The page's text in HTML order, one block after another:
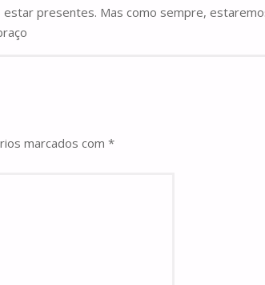
presentes. Mas como sempre,
marcados com *